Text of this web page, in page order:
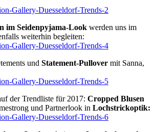
im Seidenpyjama-Look werden uns im
weiterhin begleiten:
und Statement-Pullover mit Sanna,
der Trendliste für 2017: Cropped Blusen
und Partnerlook in Lochstrickoptik: